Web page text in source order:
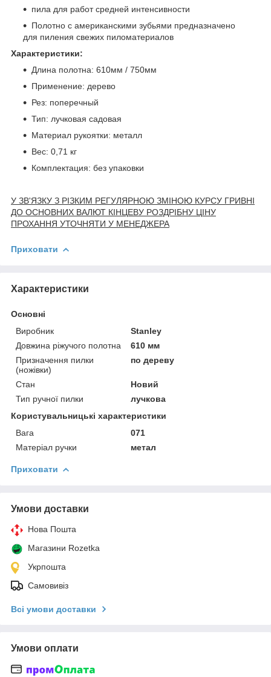
пила для работ средней интенсивности
Полотно с американскими зубьями предназначено
для пиления свежих пиломатериалов
Характеристики:
Длина полотна: 610мм / 750мм
Применение: дерево
Рез: поперечный
Тип: лучковая садовая
Материал рукоятки: металл
Вес: 0,71 кг
Комплектация: без упаковки
У ЗВ'ЯЗКУ З РІЗКИМ РЕГУЛЯРНОЮ ЗМІНОЮ КУРСУ ГРИВНІ
ДО ОСНОВНИХ ВАЛЮТ КІНЦЕВУ РОЗДРІБНУ ЦІНУ
ПРОХАННЯ УТОЧНЯТИ У МЕНЕДЖЕРА
Приховати
Характеристики
Основні
Виробник
Stanley
Довжина ріжучого полотна
610 мм
Призначення пилки
(ножівки)
по дереву
Стан
Новий
Тип ручної пилки
лучкова
Користувальницькі характеристики
Вага
071
Матеріал ручки
метал
Приховати
Умови доставки
Нова Пошта
Магазини Rozetka
Укрпошта
Самовивіз
Всі умови доставки
Умови оплати